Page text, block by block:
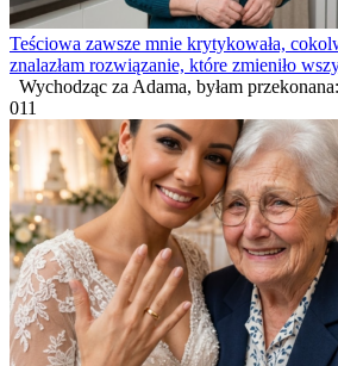
Teściowa zawsze mnie krytykowała,
znalazłam rozwiązanie, które zmieniło
Wychodząc za Adama, byłam
011